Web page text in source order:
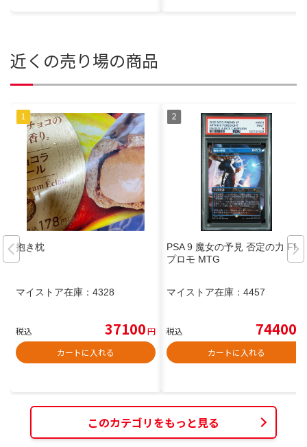
近くの売り場の商品
抱き枕
マイストア在庫： 4328
税込 37100円
カートに入れる
PSA 9 魔女の予見 否定の力 FF
プロモ MTG
マイストア在庫： 4457
税込 74400
カートに入れる
このカテゴリをもっと見る